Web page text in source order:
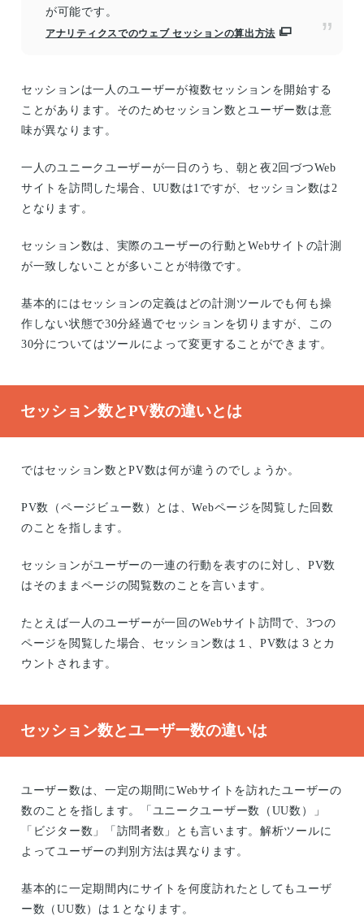
が可能です。
アナリティクスでのウェブ セッションの算出方法
セッションは一人のユーザーが複数セッションを開始する
ことがあります。そのためセッション数とユーザー数は意
味が異なります。
一人のユニークユーザーが一日のうち、朝と夜2回づつWeb
サイトを訪問した場合、UU数は1ですが、セッション数は2
となります。
セッション数は、実際のユーザーの行動とWebサイトの計測
が一致しないことが多いことが特徴です。
基本的にはセッションの定義はどの計測ツールでも何も操
作しない状態で30分経過でセッションを切りますが、この
30分についてはツールによって変更することができます。
セッション数とPV数の違いとは
ではセッション数とPV数は何が違うのでしょうか。
PV数（ページビュー数）とは、Webページを閲覧した回数
のことを指します。
セッションがユーザーの一連の行動を表すのに対し、PV数
はそのままページの閲覧数のことを言います。
たとえば一人のユーザーが一回のWebサイト訪問で、3つの
ページを閲覧した場合、セッション数は１、PV数は３とカ
ウントされます。
セッション数とユーザー数の違いは
ユーザー数は、一定の期間にWebサイトを訪れたユーザーの
数のことを指します。「ユニークユーザー数（UU数）」
「ビジター数」「訪問者数」とも言います。解析ツールに
よってユーザーの判別方法は異なります。
基本的に一定期間内にサイトを何度訪れたとしてもユーザ
ー数（UU数）は１となります。